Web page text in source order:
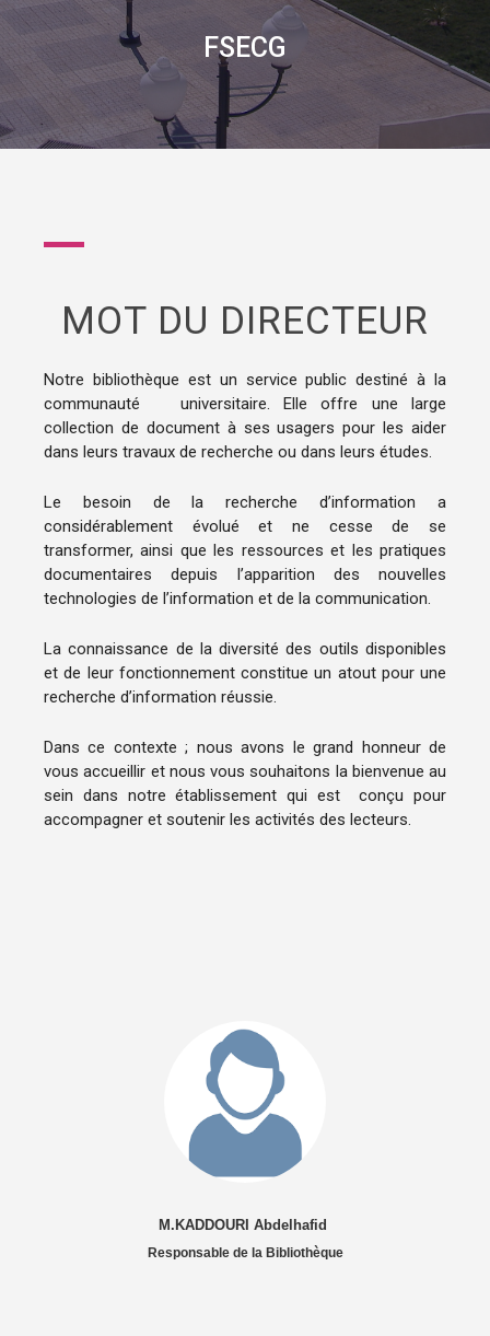
FSECG
MOT DU DIRECTEUR
Notre bibliothèque est un service public destiné à la
communauté universitaire. Elle offre une large
collection de document à ses usagers pour les aider
dans leurs travaux de recherche ou dans leurs études.
Le besoin de la recherche d’information a
considérablement évolué et ne cesse de se
transformer, ainsi que les ressources et les pratiques
documentaires depuis l’apparition des nouvelles
technologies de l’information et de la communication.
La connaissance de la diversité des outils disponibles
et de leur fonctionnement constitue un atout pour une
recherche d’information réussie.
Dans ce contexte ; nous avons le grand honneur de
vous accueillir et nous vous souhaitons la bienvenue au
sein dans notre établissement qui est conçu pour
accompagner et soutenir les activités des lecteurs.
M.KADDOURI Abdelhafid
Responsable de la Bibliothèque